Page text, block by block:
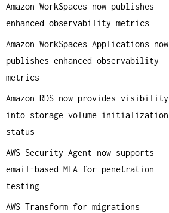
a
c
h
:
Amazon WorkSpaces now publishes
enhanced observability metrics
Amazon WorkSpaces Applications now
publishes enhanced observability
metrics
Amazon RDS now provides visibility
into storage volume initialization
status
AWS Security Agent now supports
email-based MFA for penetration
testing
AWS Transform for migrations